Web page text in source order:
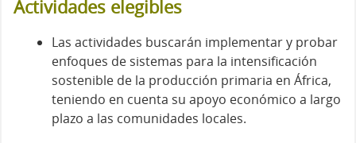
Actividades elegibles
Las actividades buscarán implementar y probar
enfoques de sistemas para la intensificación
sostenible de la producción primaria en África,
teniendo en cuenta su apoyo económico a largo
plazo a las comunidades locales.